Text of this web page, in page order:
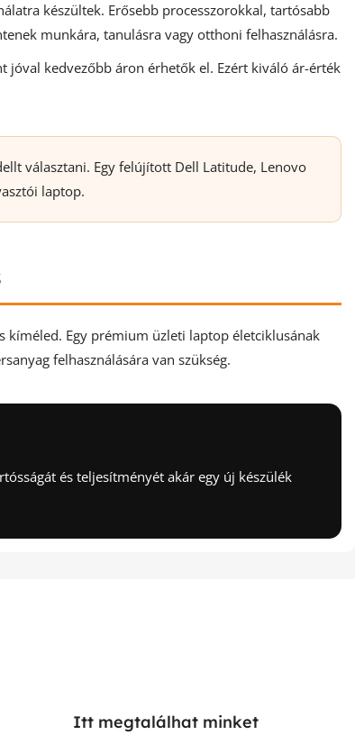
készültek. Erősebb processzorokkal, tartósabb
munkára, tanulásra vagy otthoni felhasználásra.
kedvezőbb áron érhetők el. Ezért kiváló ár-érték
választani. Egy felújított Dell Latitude, Lenovo
laptop.
kíméled. Egy prémium üzleti laptop életciklusának
felhasználására van szükség.
és teljesítményét akár egy új készülék
Itt megtalálhat minket